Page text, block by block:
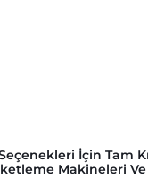
İçin Tam
Makineleri